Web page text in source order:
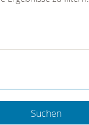
Suchen